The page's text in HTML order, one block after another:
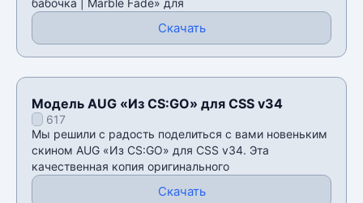
Скачать
Модель AUG «Из CS:GO» для CSS v34
617
Мы решили с радость поделиться с вами новеньким
скином AUG «Из CS:GO» для CSS v34. Эта
качественная копия оригинального
Скачать